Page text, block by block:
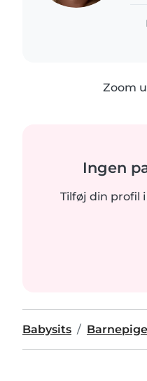
Zoom
Ingen
Tilføj din profil
Babysits Barnepige